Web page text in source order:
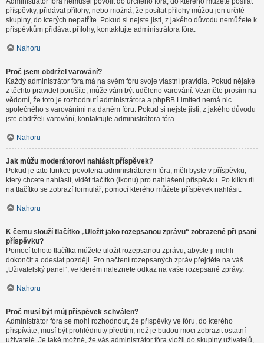
příspěvky, přidávat přílohy, nebo možná, že posílat přílohy můžou jen určité
skupiny, do kterých nepatříte. Pokud si nejste jisti, z jakého důvodu nemůžete k
příspěvkům přidávat přílohy, kontaktujte administrátora fóra.
Nahoru
Proč jsem obdržel varování?
Každý administrátor fóra má na svém fóru svoje vlastní pravidla. Pokud nějaké
z těchto pravidel porušíte, může vám být uděleno varování. Vezměte prosím na
vědomí, že toto je rozhodnutí administrátora a phpBB Limited nemá nic
společného s varováními na daném fóru. Pokud si nejste jisti, z jakého důvodu
jste obdrželi varování, kontaktujte administrátora fóra.
Nahoru
Jak můžu moderátorovi nahlásit příspěvek?
Pokud je tato funkce povolena administrátorem fóra, měli byste v příspěvku,
který chcete nahlásit, vidět tlačítko (ikonu) pro nahlášení příspěvku. Po kliknutí
na tlačítko se zobrazí formulář, pomocí kterého můžete příspěvek nahlásit.
Nahoru
K čemu slouží tlačítko „Uložit jako rozepsanou zprávu“ zobrazené při psaní
příspěvku?
Pomocí tohoto tlačítka můžete uložit rozepsanou zprávu, abyste ji mohli
dokončit a odeslat později. Pro načtení rozepsaných zpráv přejděte na váš
„Uživatelský panel“, ve kterém naleznete odkaz na vaše rozepsané zprávy.
Nahoru
Proč musí být můj příspěvek schválen?
Administrátor fóra se mohl rozhodnout, že příspěvky ve fóru, do kterého
přispíváte, musí být prohlédnuty předtím, než je budou moci zobrazit ostatní
uživatelé. Je také možné, že vás administrátor fóra vložil do skupiny uživatelů,